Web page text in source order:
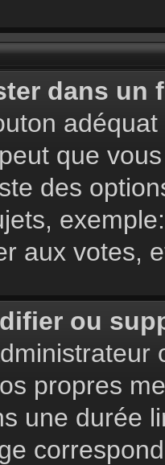
dans un
que
des
aux votes,
ou
propres
une durée